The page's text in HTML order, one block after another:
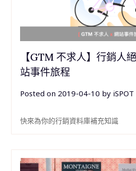
【GTM 不求人】行銷人
站事件旅程
Posted on 2019-04-10 by
快來為你的行銷資料庫補充知識